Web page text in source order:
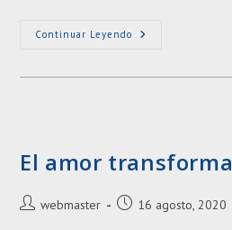
Continuar Leyendo Septiembre:
El amor transforma
Autorwebmaster
Entrada16 agosto, 2020